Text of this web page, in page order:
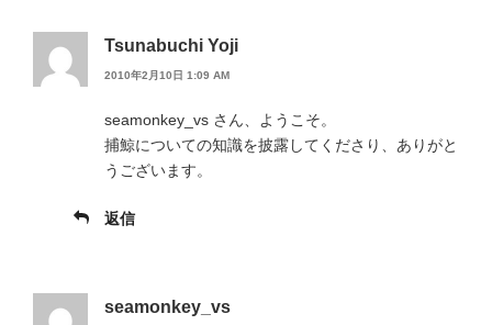
Tsunabuchi Yoji
2010年2月10日 1:09 AM
seamonkey_vs さん、ようこそ。
捕鯨についての知識を披露してくださり、ありがと
うございます。
返信
seamonkey_vs